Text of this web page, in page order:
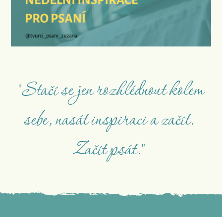
"Stačí se jen rozhlédnout kolem
sebe, nasát inspiraci a začít.
Začít psát."